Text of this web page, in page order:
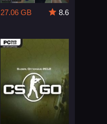
27.06 GB
8.6